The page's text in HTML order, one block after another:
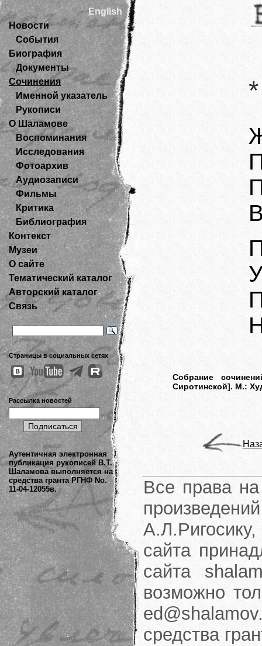
English
Новости
События
Биография
Документы
Сочинения
Именной указатель
Рукописи
О Шаламове
Воспоминания
Исследования
Фотоархив
Аудиозаписи
Фильмы
Критика
Библиография
Контекст
Музеи
О сайте
Тематический каталог
Авторский каталог
Связь
Страницы в социальных сетях
Рассылка новостей
Аутентичная электронная
публикация рукописей В.Т.
Шаламова выполняется на
средства гранта РГНФ No.
11-04-12055в.
Собрание
Сиротинской]. М.:
Все права на
сайта
сайта
возможно
средства